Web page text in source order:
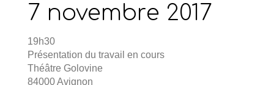
7 novembre 2017
19h30
Présentation du travail en cours
Théâtre Golovine
84000 Avignon